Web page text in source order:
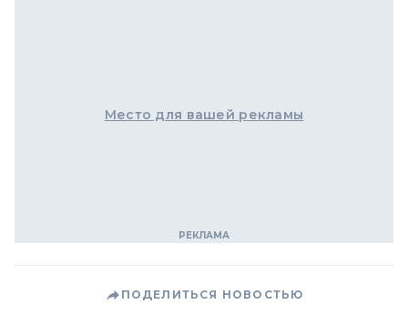
Место для вашей рекламы
ПОДЕЛИТЬСЯ НОВОСТЬЮ